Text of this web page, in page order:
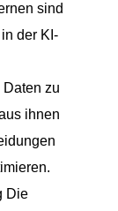
sind
der KI-
zu
ihnen
Die